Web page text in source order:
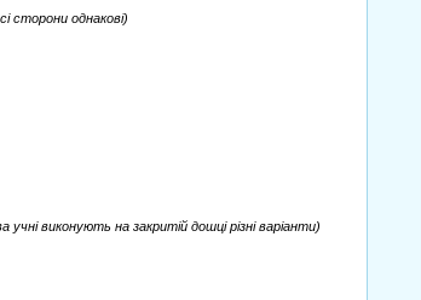
сторони однакові)
учні виконують на закритій дошці різні варіанти)